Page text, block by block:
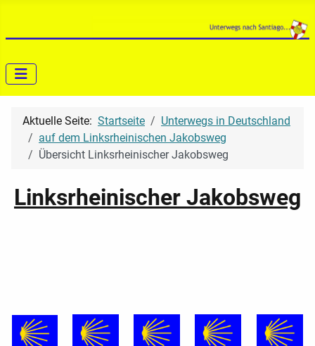
Aktuelle Seite: Startseite
Unterwegs in Deutschland
auf dem Linksrheinischen Jakobsweg
Übersicht Linksrheinischer Jakobsweg
Linksrheinischer Jakobsweg